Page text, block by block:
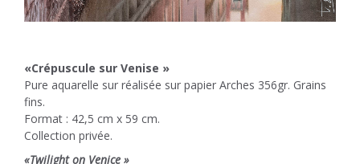
«Crépuscule sur Venise »
Pure aquarelle sur réalisée sur papier Arches 356gr. Grains
fins.
Format : 42,5 cm x 59 cm.
Collection privée.
«Twilight on Venice »